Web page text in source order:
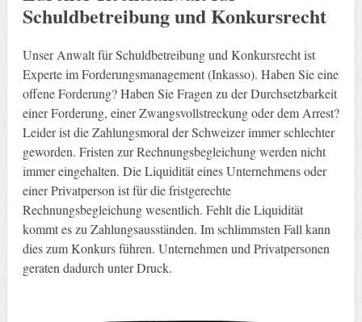
Schuldbetreibung und Konkursrecht
Unser Anwalt für Schuldbetreibung und Konkursrecht ist
Experte im Forderungsmanagement (Inkasso). Haben Sie eine
offene Forderung? Haben Sie Fragen zu der Durchsetzbarkeit
einer Forderung, einer Zwangsvollstreckung oder dem Arrest?
Leider ist die Zahlungsmoral der Schweizer immer schlechter
geworden. Fristen zur Rechnungsbegleichung werden nicht
immer eingehalten. Die Liquidität eines Unternehmens oder
einer Privatperson ist für die fristgerechte
Rechnungsbegleichung wesentlich. Fehlt die Liquidität
kommt es zu Zahlungsausständen. Im schlimmsten Fall kann
dies zum Konkurs führen. Unternehmen und Privatpersonen
geraten dadurch unter Druck.